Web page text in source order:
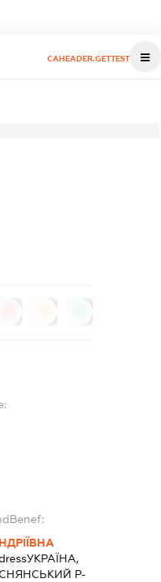
CAHEADER.GETTEST
УКРАЇНА,
Р-